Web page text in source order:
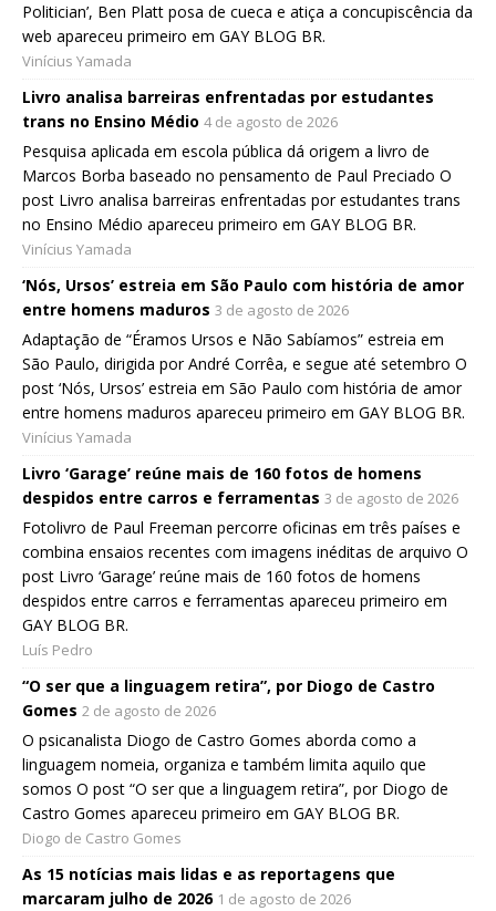
Politician’, Ben Platt posa de cueca e atiça a concupiscência da
web apareceu primeiro em GAY BLOG BR.
Vinícius Yamada
Livro analisa barreiras enfrentadas por estudantes
trans no Ensino Médio 4 de agosto de 2026
Pesquisa aplicada em escola pública dá origem a livro de
Marcos Borba baseado no pensamento de Paul Preciado O
post Livro analisa barreiras enfrentadas por estudantes trans
no Ensino Médio apareceu primeiro em GAY BLOG BR.
Vinícius Yamada
‘Nós, Ursos’ estreia em São Paulo com história de amor
entre homens maduros 3 de agosto de 2026
Adaptação de “Éramos Ursos e Não Sabíamos” estreia em
São Paulo, dirigida por André Corrêa, e segue até setembro O
post ‘Nós, Ursos’ estreia em São Paulo com história de amor
entre homens maduros apareceu primeiro em GAY BLOG BR.
Vinícius Yamada
Livro ‘Garage’ reúne mais de 160 fotos de homens
despidos entre carros e ferramentas 3 de agosto de 2026
Fotolivro de Paul Freeman percorre oficinas em três países e
combina ensaios recentes com imagens inéditas de arquivo O
post Livro ‘Garage’ reúne mais de 160 fotos de homens
despidos entre carros e ferramentas apareceu primeiro em
GAY BLOG BR.
Luís Pedro
“O ser que a linguagem retira”, por Diogo de Castro
Gomes 2 de agosto de 2026
O psicanalista Diogo de Castro Gomes aborda como a
linguagem nomeia, organiza e também limita aquilo que
somos O post “O ser que a linguagem retira”, por Diogo de
Castro Gomes apareceu primeiro em GAY BLOG BR.
Diogo de Castro Gomes
As 15 notícias mais lidas e as reportagens que
marcaram julho de 2026 1 de agosto de 2026